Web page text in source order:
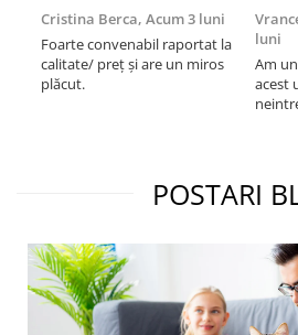
Cristina Berca, Acum 3 luni
Foarte convenabil raportat la
calitate/ preț și are un miros
plăcut.
luni
Am
acest
treia
mult
POSTARI